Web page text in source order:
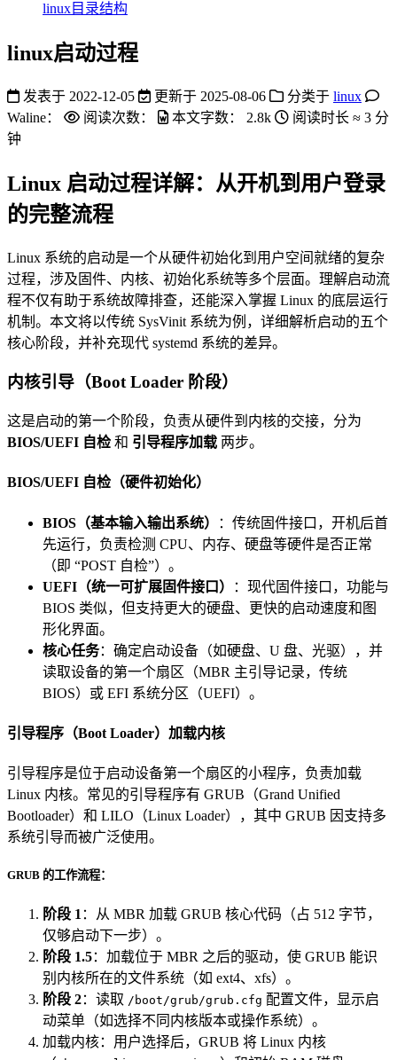
linux目录结构
linux启动过程
发表于 2022-12-05 更新于 2025-08-06 分类于 linux
Waline：
阅读次数： 本文字数： 2.8k 阅读时长 ≈ 3 分
钟
Linux 启动过程详解：从开机到用户登录
的完整流程
Linux 系统的启动是一个从硬件初始化到用户空间就绪的复杂
过程，涉及固件、内核、初始化系统等多个层面。理解启动流
程不仅有助于系统故障排查，还能深入掌握 Linux 的底层运行
机制。本文将以传统 SysVinit 系统为例，详细解析启动的五个
核心阶段，并补充现代 systemd 系统的差异。
内核引导（Boot Loader 阶段）
这是启动的第一个阶段，负责从硬件到内核的交接，分为
BIOS/UEFI 自检 和 引导程序加载 两步。
BIOS/UEFI 自检（硬件初始化）
BIOS（基本输入输出系统）
：传统固件接口，开机后首
先运行，负责检测 CPU、内存、硬盘等硬件是否正常
（即 “POST 自检”）。
UEFI（统一可扩展固件接口）
：现代固件接口，功能与
BIOS 类似，但支持更大的硬盘、更快的启动速度和图
形化界面。
核心任务：确定启动设备（如硬盘、U 盘、光驱），并
读取设备的第一个扇区（MBR 主引导记录，传统
BIOS）或 EFI 系统分区（UEFI）。
引导程序（Boot Loader）加载内核
引导程序是位于启动设备第一个扇区的小程序，负责加载
Linux 内核。常见的引导程序有 GRUB（Grand Unified
Bootloader）和 LILO（Linux Loader），其中 GRUB 因支持多
系统引导而被广泛使用。
GRUB 的工作流程：
阶段 1：从 MBR 加载 GRUB 核心代码（占 512 字节，
仅够启动下一步）。
阶段 1.5：加载位于 MBR 之后的驱动，使 GRUB 能识
别内核所在的文件系统（如 ext4、xfs）。
阶段 2：读取 /boot/grub/grub.cfg 配置文件，显示启
动菜单（如选择不同内核版本或操作系统）。
加载内核：用户选择后，GRUB 将 Linux 内核